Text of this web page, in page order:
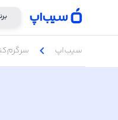
سیب‌اپ chevron_left